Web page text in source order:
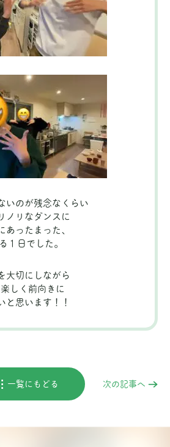
いのが残念なくらい
ノリなダンスに
あったまった、
１日でした。
大切にしながら
しく前向きに
と思います！！
一覧にもどる 次の記事へ